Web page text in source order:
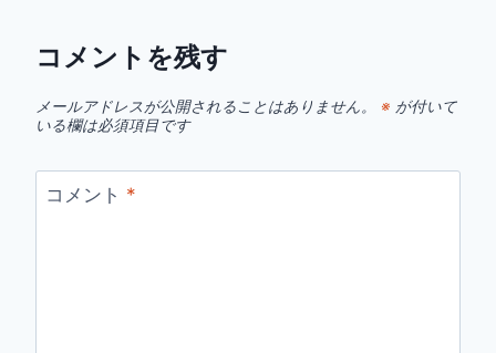
コメントを残す
メールアドレスが公開されることはありません。 ※ が付いて
いる欄は必須項目です
コメント *